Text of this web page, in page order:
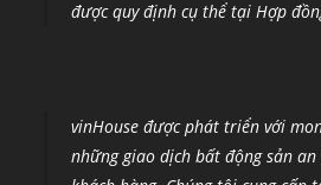
có thể được điều chỉnh theo